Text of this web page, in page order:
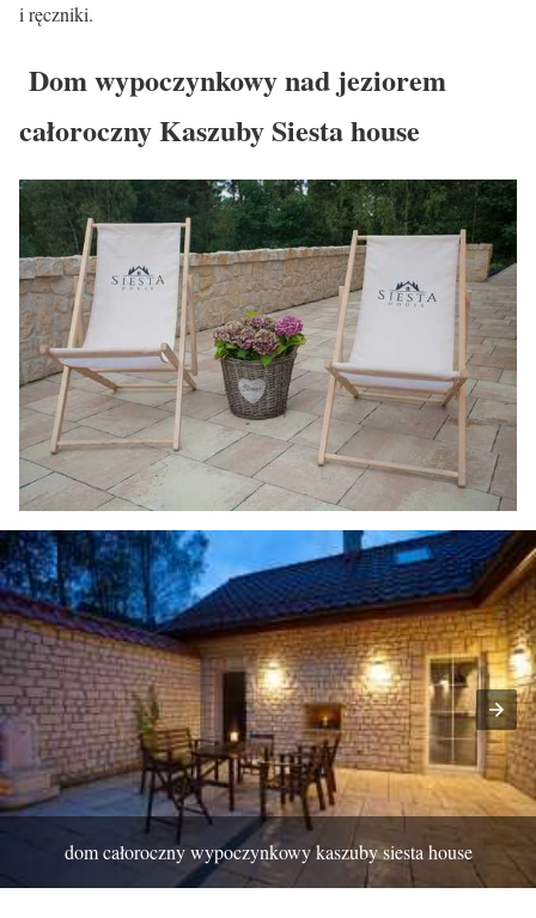
i ręczniki.
Dom wypoczynkowy nad jeziorem
całoroczny Kaszuby Siesta house
dom całoroczny wypoczynkowy kaszuby siesta house